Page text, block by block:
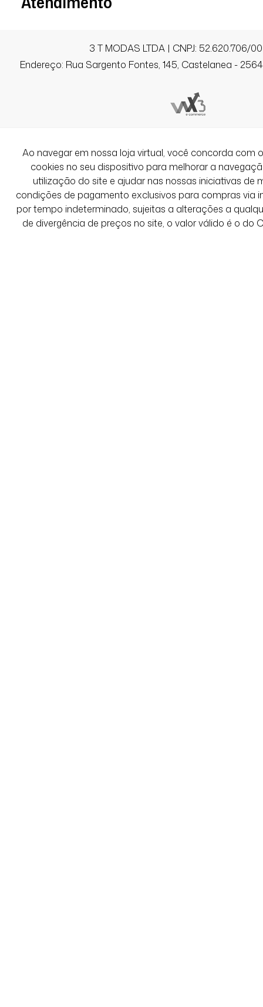
3 T MODAS LTDA | CNPJ: 52.620.706/
Endereço: Rua Sargento Fontes, 145, Castelanea -
Ao navegar em nossa loja virtual, você concorda com
cookies no seu dispositivo para melhorar a
utilização do site e ajudar nas nossas iniciativas de
condições de pagamento exclusivos para compras via
por tempo indeterminado, sujeitas a alterações a
de divergência de preços no site, o valor válido é o do